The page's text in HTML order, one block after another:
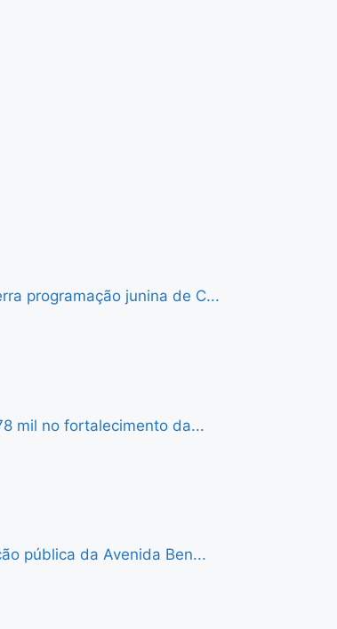
programação junina de C...
mil no fortalecimento da...
pública da Avenida Ben...